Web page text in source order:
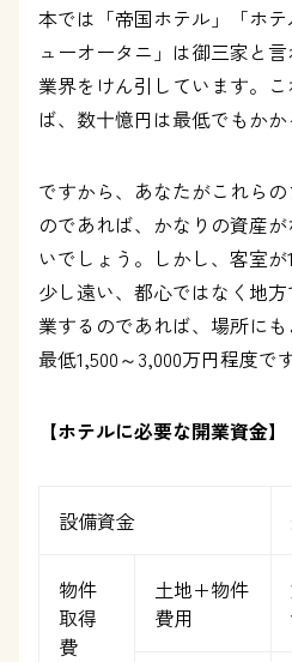
本では「帝国ホテル」「ホ
ューオータニ」は御三家と
業界をけん引しています。
ば、数十憶円は最低でもかか
ですから、あなたがこれら
のであれば、かなりの資産
いでしょう。しかし、客室
少し遠い、都心ではなく地
業するのであれば、場所に
最低1,500～3,000万円程度です
【ホテルに必要な開業資金】
設備資金
物件
取得
費
土地+物件
費用